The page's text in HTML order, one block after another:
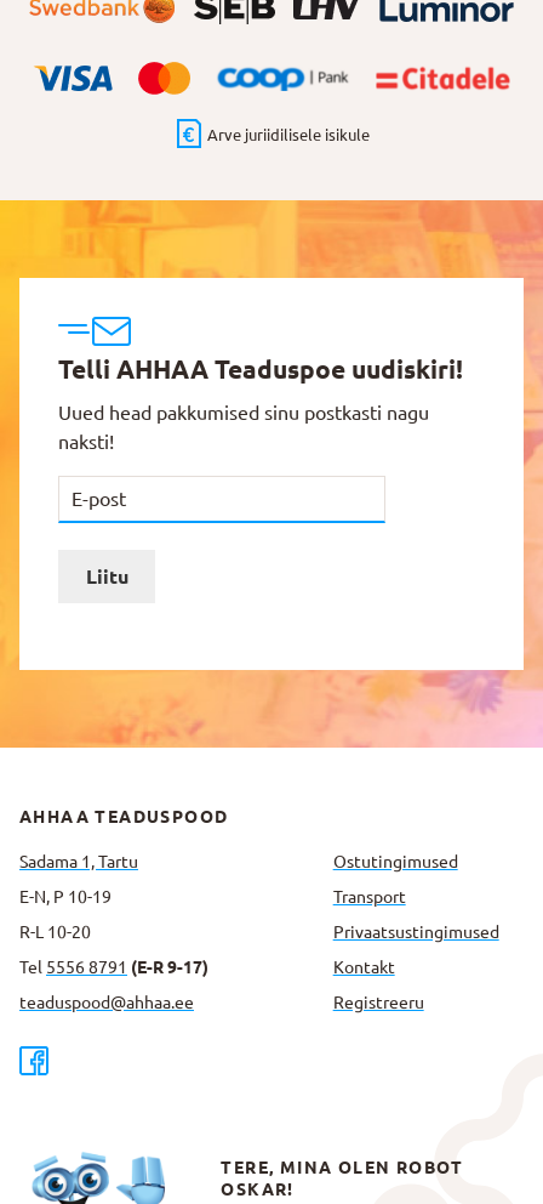
Arve juriidilisele isikule
Telli AHHAA Teaduspoe uudiskiri!
Uued head pakkumised sinu postkasti nagu
naksti!
Liitu
AHHAA TEADUSPOOD
Sadama 1, Tartu
E-N, P 10-19
R-L 10-20
Tel 5556 8791 (E-R 9-17)
teaduspood@ahhaa.ee
Ostutingimused
Transport
Privaatsus­tingimused
Kontakt
Registreeru
TERE, MINA OLEN ROBOT
OSKAR!